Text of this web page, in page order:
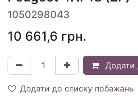
1050298043
10 661,6 грн.
Додати
Додати до списку побажань